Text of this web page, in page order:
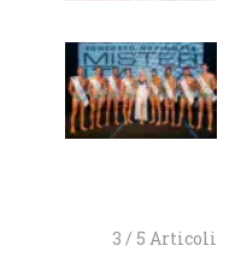
3 / 5 Articoli